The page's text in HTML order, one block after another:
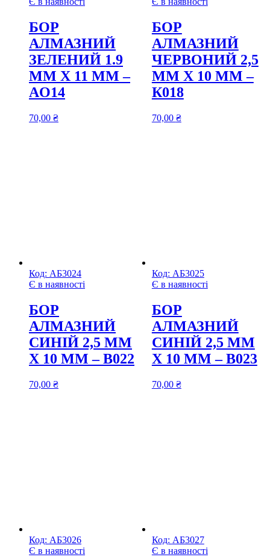
БОР
АЛМАЗНИЙ
ЗЕЛЕНИЙ 1.9
ММ Х 11 ММ –
AO14
70,00 ₴
БОР
АЛМАЗНИЙ
ЧЕРВОНИЙ 2,5
ММ Х 10 ММ –
К018
70,00 ₴
Код: АБ3024
Є в наявності
БОР
АЛМАЗНИЙ
СИНІЙ 2,5 ММ
Х 10 ММ – В022
70,00 ₴
Код: АБ3025
Є в наявності
БОР
АЛМАЗНИЙ
СИНІЙ 2,5 ММ
Х 10 ММ – В023
70,00 ₴
Код: АБ3026
Є в наявності
Код: АБ3027
Є в наявності